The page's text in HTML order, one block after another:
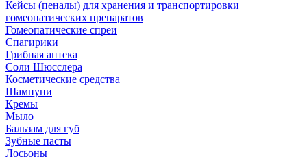
Кейсы (пеналы) для хранения и транспортировки
гомеопатических препаратов
Гомеопатические спреи
Спагирики
Грибная аптека
Соли Шюсслера
Косметические средства
Шампуни
Кремы
Мыло
Бальзам для губ
Зубные пасты
Лосьоны